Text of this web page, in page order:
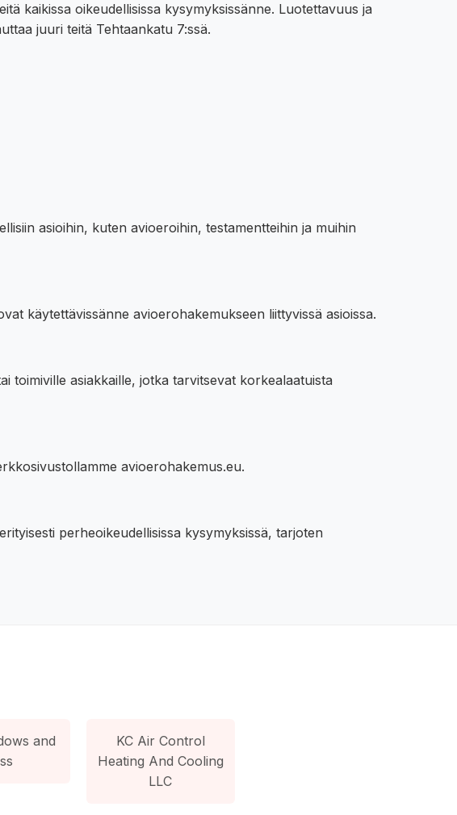
kaikissa oikeudellisissa kysymyksissänne. Luotettavuus ja
juuri teitä Tehtaankatu 7:ssä.
asioihin, kuten avioeroihin, testamentteihin ja muihin
käytettävissänne avioerohakemukseen liittyvissä asioissa.
toimiville asiakkaille, jotka tarvitsevat korkealaatuista
avioerohakemus.eu.
perheoikeudellisissa kysymyksissä, tarjoten
and
KC Air Control
Heating And Cooling
LLC